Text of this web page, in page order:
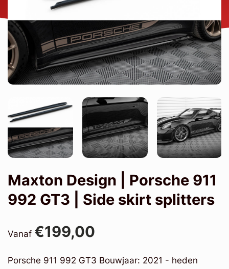
Maxton Design | Porsche 911
992 GT3 | Side skirt splitters
Vanaf €199,00
Porsche 911 992 GT3 Bouwjaar: 2021 - heden